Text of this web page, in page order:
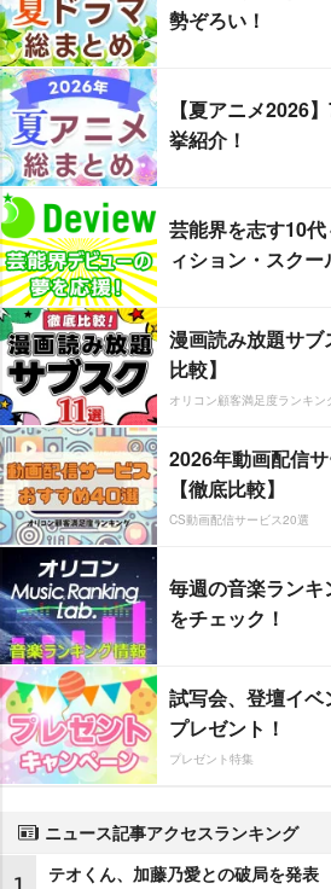
勢ぞろい！
【夏アニメ2026
挙紹介！
芸能界を志す10
ィション・スク
漫画読み放題サ
比較】
オリコン顧客満足度ランキン
2026年動画配信
【徹底比較】
CS動画配信サービス20選
毎週の音楽ラン
をチェック！
試写会、登壇イ
プレゼント！
プレゼント特集
ニュース記事アクセスランキング
テオくん、加藤乃愛との破局を発表